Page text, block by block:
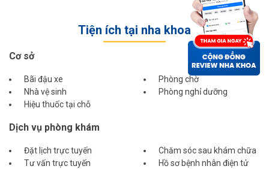
Tiện ích tại nha khoa
Cơ sở
Bãi đậu xe
Nhà vệ sinh
Hiệu thuốc tại chỗ
Phòng chờ
Phòng nghỉ dưỡng
Dịch vụ phòng khám
Đặt lịch trực tuyến
Tư vấn trực tuyến
Chăm sóc sau khám chữa
Hồ sơ bệnh nhân điện tử